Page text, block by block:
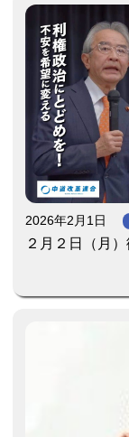
2026年2月1日
２月２日（月